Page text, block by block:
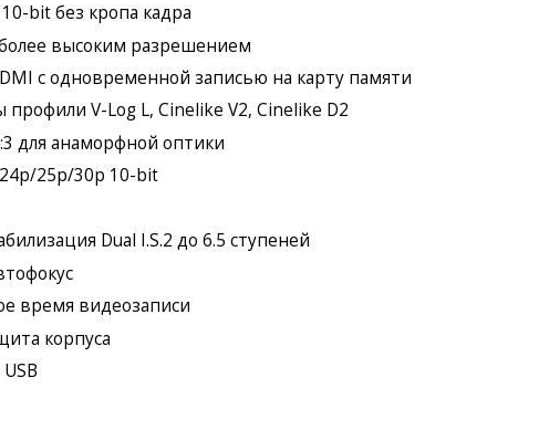
bit без кропа кадра
высоким разрешением
с одновременной записью на карту памяти
профили V-Log L, Cinelike V2, Cinelike D2
для анаморфной оптики
25p/30p 10-bit
Dual I.S.2 до 6.5 ступеней
время видеозаписи
корпуса